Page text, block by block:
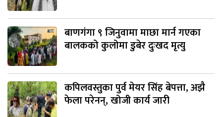
बाणगंगा ९ जिनुवामा माछा मार्न गएका
बालकको कुलोमा डुबेर दुःखद मृत्यु
कपिलवस्तुका पुर्व मेयर सिंह बेपत्ता, अझै
फेला परेनन्, खोजी कार्य जारी